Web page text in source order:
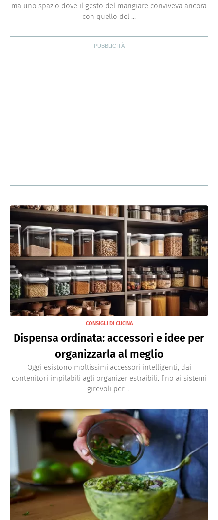
ma uno spazio dove il gesto del mangiare conviveva ancora
con quello del ...
CONSIGLI DI CUCINA
Dispensa ordinata: accessori e idee per
organizzarla al meglio
Oggi esistono moltissimi accessori intelligenti, dai
contenitori impilabili agli organizer estraibili, fino ai sistemi
girevoli per ...